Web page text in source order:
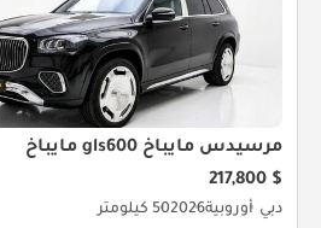
مرسيدس مايباخ gls600 مايباخ
$ 217,800
دبي أوروبية202650 كيلومتر